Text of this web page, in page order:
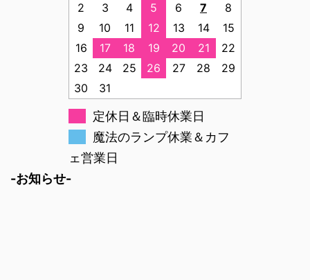
2
3 4 5 6 7
8
9
10 11 12 13 14
15
16
17 18 19 20 21
22
23
24 25 26 27 28
29
30
31
定休日＆臨時休業日
魔法のランプ休業＆カフ
ェ営業日
-お知らせ-